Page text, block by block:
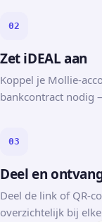
02
Zet iDEAL aan
Koppel je Mollie-
bankcontract nodig
03
Deel en
Deel de link of QR-
overzichtelijk bij